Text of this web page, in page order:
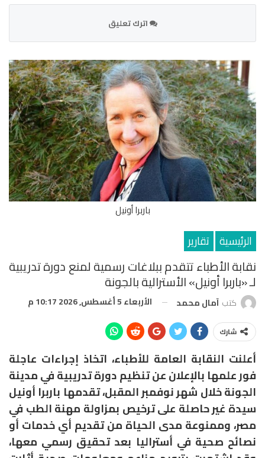
اترك تعليق
باربرا أونيل
الرئيسية تقارير
نقابة الأطباء تتقدم ببلاغات رسمية لمنع دورة تدريبية
لـ «باربرا أونيل» الأسترالية بالجونة
كتب آمال محمد الأربعاء 5 أغسطس, 2026 10:17 م
شارك
أعلنت النقابة العامة للأطباء، اتخاذ إجراءات عاجلة
فور علمها بالإعلان عن تنظيم دورة تدريبية في مدينة
الجونة خلال شهر نوفمبر المقبل، تقدمها باربرا أونيل
سيدة غير حاصلة على ترخيص بمزاولة مهنة الطب في
مصر، وممنوعة مدى الحياة من تقديم أي خدمات أو
نصائح صحية في أستراليا بعد تحقيق رسمي معها،